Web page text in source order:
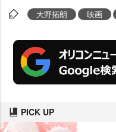
大野拓朗 映画
PICK UP